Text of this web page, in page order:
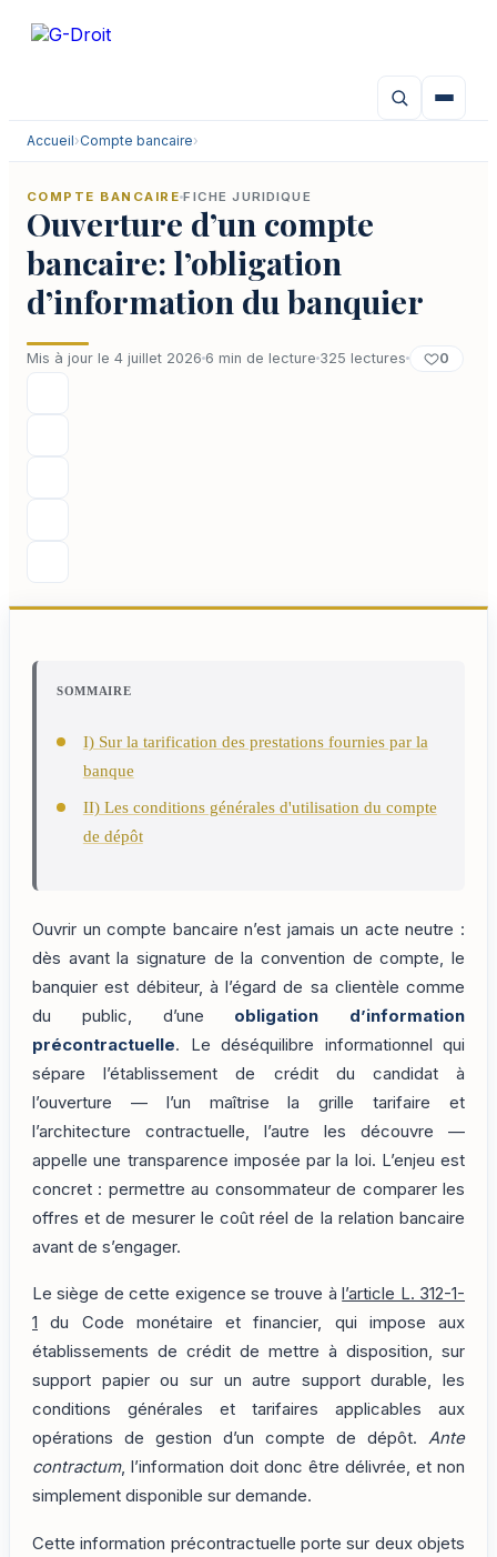
Accueil›Compte bancaire›
COMPTE BANCAIRE FICHE JURIDIQUE
Ouverture d’un compte
bancaire: l’obligation
d’information du banquier
Mis à jour le 4 juillet 2026 6 min de lecture 325 lectures 0
SOMMAIRE
I) Sur la tarification des prestations fournies par la
banque
II) Les conditions générales d'utilisation du compte
de dépôt
Ouvrir un compte bancaire n’est jamais un acte neutre :
dès avant la signature de la convention de compte, le
banquier est débiteur, à l’égard de sa clientèle comme
du public, d’une obligation d’information
précontractuelle. Le déséquilibre informationnel qui
sépare l’établissement de crédit du candidat à
l’ouverture — l’un maîtrise la grille tarifaire et
l’architecture contractuelle, l’autre les découvre —
appelle une transparence imposée par la loi. L’enjeu est
concret : permettre au consommateur de comparer les
offres et de mesurer le coût réel de la relation bancaire
avant de s’engager.
Le siège de cette exigence se trouve à l’article L. 312-1-
1
du Code monétaire et financier, qui impose aux
établissements de crédit de mettre à disposition, sur
support papier ou sur un autre support durable, les
conditions générales et tarifaires applicables aux
opérations de gestion d’un compte de dépôt. Ante
contractum, l’information doit donc être délivrée, et non
simplement disponible sur demande.
Cette information précontractuelle porte sur deux objets